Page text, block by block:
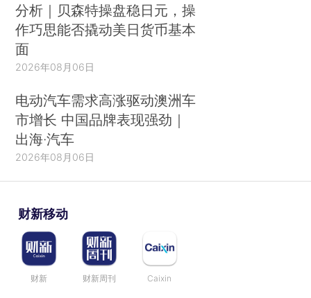
分析｜贝森特操盘稳日元，操
作巧思能否撬动美日货币基本
面
2026年08月06日
电动汽车需求高涨驱动澳洲车
市增长 中国品牌表现强劲｜
出海·汽车
2026年08月06日
财新移动
财新 财新周刊 Caixin